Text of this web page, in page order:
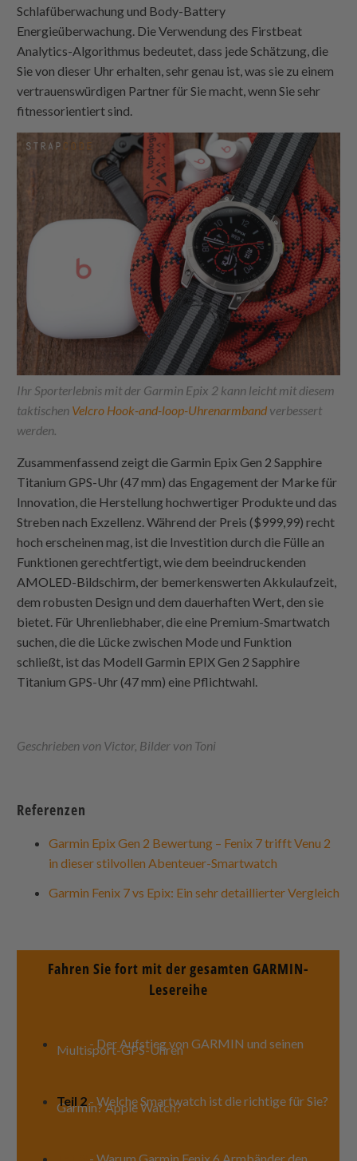
Schlafüberwachung und Body-Battery
Energieüberwachung. Die Verwendung des Firstbeat
Analytics-Algorithmus bedeutet, dass jede Schätzung, die
Sie von dieser Uhr erhalten, sehr genau ist, was sie zu einem
vertrauenswürdigen Partner für Sie macht, wenn Sie sehr
fitnessorientiert sind.
Ihr Sporterlebnis mit der Garmin Epix 2 kann leicht mit diesem
taktischen Velcro Hook-and-loop-Uhrenarmband verbessert
werden.
Zusammenfassend zeigt die Garmin Epix Gen 2 Sapphire
Titanium GPS-Uhr (47 mm) das Engagement der Marke für
Innovation, die Herstellung hochwertiger Produkte und das
Streben nach Exzellenz. Während der Preis ($999,99) recht
hoch erscheinen mag, ist die Investition durch die Fülle an
Funktionen gerechtfertigt, wie dem beeindruckenden
AMOLED-Bildschirm, der bemerkenswerten Akkulaufzeit,
dem robusten Design und dem dauerhaften Wert, den sie
bietet. Für Uhrenliebhaber, die eine Premium-Smartwatch
suchen, die die Lücke zwischen Mode und Funktion
schließt, ist das Modell Garmin EPIX Gen 2 Sapphire
Titanium GPS-Uhr (47 mm) eine Pflichtwahl.
Geschrieben von Victor, Bilder von Toni
Referenzen
Garmin Epix Gen 2 Bewertung – Fenix 7 trifft Venu 2
in dieser stilvollen Abenteuer-Smartwatch
Garmin Fenix 7 vs Epix: Ein sehr detaillierter Vergleich
Fahren Sie fort mit der gesamten GARMIN-
Lesereihe
Teil 1 - Der Aufstieg von GARMIN und seinen
Multisport-GPS-Uhren
Teil 2- Welche Smartwatch ist die richtige für Sie?
Garmin? Apple Watch?